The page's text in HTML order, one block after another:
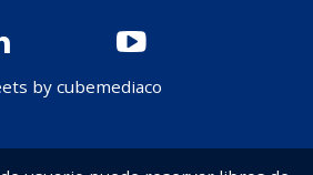
by cubemediaco